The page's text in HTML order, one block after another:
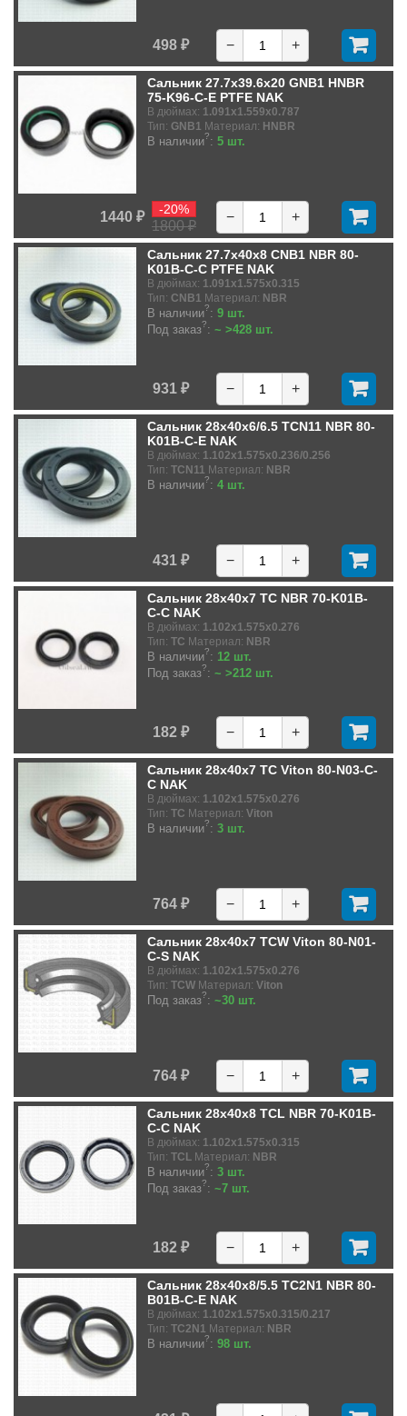
498 ₽ − +
Сальник 27.7x39.6x20 GNB1 HNBR
75-K96-C-E PTFE NAK
В дюймах: 1.091x1.559x0.787
Тип: GNB1 Материал: HNBR
В наличии?: 5 шт.
1440 ₽
1800 ₽
-20% − +
Сальник 27.7x40x8 CNB1 NBR 80-
K01B-C-C PTFE NAK
В дюймах: 1.091x1.575x0.315
Тип: CNB1 Материал: NBR
В наличии?: 9 шт.
Под заказ?: ~ >428 шт.
931 ₽ − +
Сальник 28x40x6/6.5 TCN11 NBR 80-
K01B-C-E NAK
В дюймах: 1.102x1.575x0.236/0.256
Тип: TCN11 Материал: NBR
В наличии?: 4 шт.
431 ₽ − +
Сальник 28x40x7 TC NBR 70-K01B-
C-C NAK
В дюймах: 1.102x1.575x0.276
Тип: TC Материал: NBR
В наличии?: 12 шт.
Под заказ?: ~ >212 шт.
182 ₽ − +
Сальник 28x40x7 TC Viton 80-N03-C-
C NAK
В дюймах: 1.102x1.575x0.276
Тип: TC Материал: Viton
В наличии?: 3 шт.
764 ₽ − +
Сальник 28x40x7 TCW Viton 80-N01-
C-S NAK
В дюймах: 1.102x1.575x0.276
Тип: TCW Материал: Viton
Под заказ?: ~30 шт.
764 ₽ − +
Сальник 28x40x8 TCL NBR 70-K01B-
C-C NAK
В дюймах: 1.102x1.575x0.315
Тип: TCL Материал: NBR
В наличии?: 3 шт.
Под заказ?: ~7 шт.
182 ₽ − +
Сальник 28x40x8/5.5 TC2N1 NBR 80-
B01B-C-E NAK
В дюймах: 1.102x1.575x0.315/0.217
Тип: TC2N1 Материал: NBR
В наличии?: 98 шт.